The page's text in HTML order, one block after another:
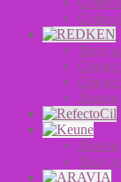
Уход
Линия
Линия
Уход